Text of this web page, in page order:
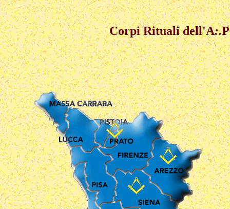
Corpi Rituali dell'A:.P